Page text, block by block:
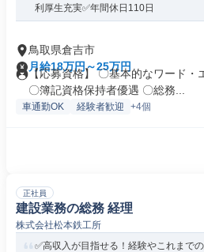
利厚生充実✅年間休日110日
鳥取県倉吉市
月給18万円～25万円
【応募資格】 〇基本的なワード・
〇簿記資格保持者優遇 〇総務...
車通勤OK 経験者歓迎 +4個
正社員
建設業務の総務 経理
株式会社松本鉄工所
✅高収入が目指せる！経験やこれまで